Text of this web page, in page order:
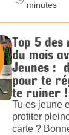
minutes
Top 5
du mois
Jeunes :
pour te
te ruiner !
Tu es jeune
profiter
carte ?